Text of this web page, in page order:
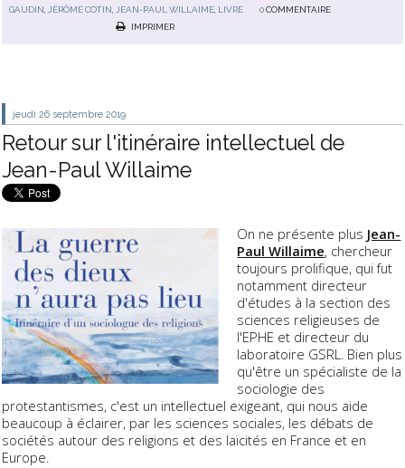
GAUDIN,JÉRÔME COTIN,JEAN-PAUL WILLAIME, LIVRE 0 COMMENTAIRE
IMPRIMER
jeudi 26 septembre 2019
Retour sur l'itinéraire intellectuel de
Jean-Paul Willaime
On ne présente plus Jean-
Paul Willaime, chercheur
toujours prolifique, qui fut
notamment directeur
d'études à la section des
sciences religieuses de
l'EPHE et directeur du
laboratoire GSRL. Bien plus
qu'être un spécialiste de la
sociologie des
protestantismes, c'est un intellectuel exigeant, qui nous aide
beaucoup à éclairer, par les sciences sociales, les débats de
sociétés autour des religions et des laïcités en France et en
Europe.